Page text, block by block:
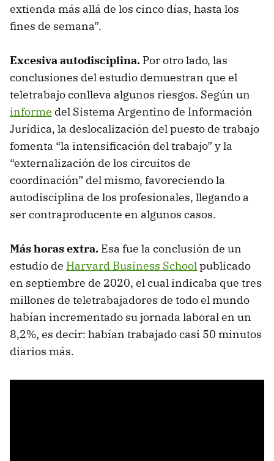
extienda más allá de los cinco días, hasta los
fines de semana”.
Excesiva autodisciplina. Por otro lado, las
conclusiones del estudio demuestran que el
teletrabajo conlleva algunos riesgos. Según un
informe del Sistema Argentino de Información
Jurídica, la deslocalización del puesto de trabajo
fomenta “la intensificación del trabajo” y la
“externalización de los circuitos de
coordinación” del mismo, favoreciendo la
autodisciplina de los profesionales, llegando a
ser contraproducente en algunos casos.
Más horas extra. Esa fue la conclusión de un
estudio de Harvard Business Schoolpublicado
en septiembre de 2020, el cual indicaba que tres
millones de teletrabajadores de todo el mundo
habían incrementado su jornada laboral en un
8,2%, es decir: habían trabajado casi 50 minutos
diarios más.